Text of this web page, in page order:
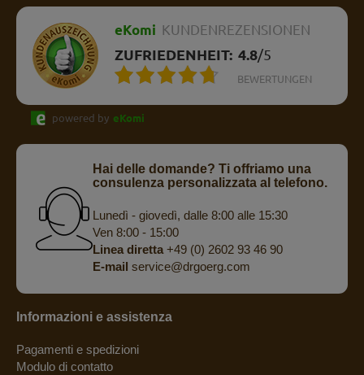
eKomi KUNDENREZENSIONEN
ZUFRIEDENHEIT: 4.8/5
BEWERTUNGEN
powered by eKomi
Hai delle domande? Ti offriamo una
consulenza personalizzata al telefono.
Lunedì - giovedì, dalle 8:00 alle 15:30
Ven 8:00 - 15:00
Linea diretta+49 (0) 2602 93 46 90
E-mail service@drgoerg.com
Informazioni e assistenza
Pagamenti e spedizioni
Modulo di contatto